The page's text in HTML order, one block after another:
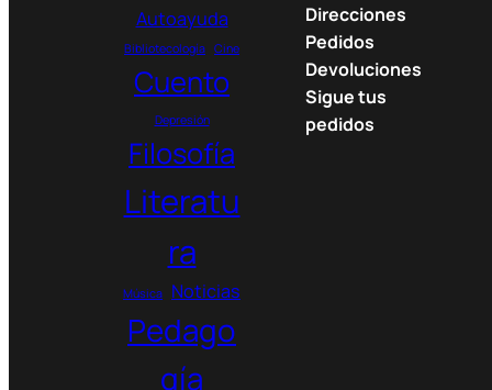
Autoayuda
Bibliotecología Cine
Cuento
Depresión
Filosofía
Literatu
ra
Música Noticias
Pedago
gía
Direcciones
Pedidos
Devoluciones
Sigue tus
pedidos